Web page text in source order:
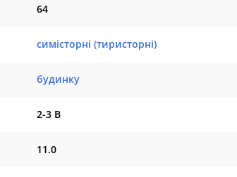
64
симісторні (тиристорні)
будинку
2-3 В
11.0